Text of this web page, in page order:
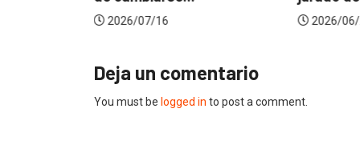
2026/07/16 2026/
Deja un comentario
You must be logged in to post a comment.